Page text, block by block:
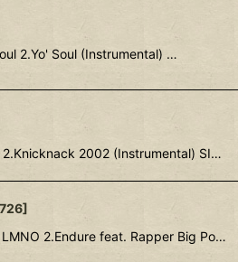
2.Yo' Soul (Instrumental) …
2.Knicknack 2002 (Instrumental) SI…
]
LMNO 2.Endure feat. Rapper Big Po…